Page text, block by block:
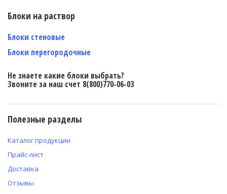
Блоки на раствор
Блоки стеновые
Блоки перегородочные
Не знаете какие блоки выбрать?
Звоните за наш счет 8(800)770-06-03
Полезные разделы
Каталог продукции
Прайс-лист
Доставка
Отзывы